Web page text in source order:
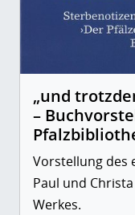
„und
–
Vorstellung des
Paul und
Werkes.